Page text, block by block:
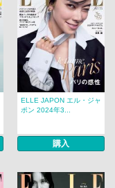
ELLE JAPON エル・ジャ
ポン 2024年3...
購入